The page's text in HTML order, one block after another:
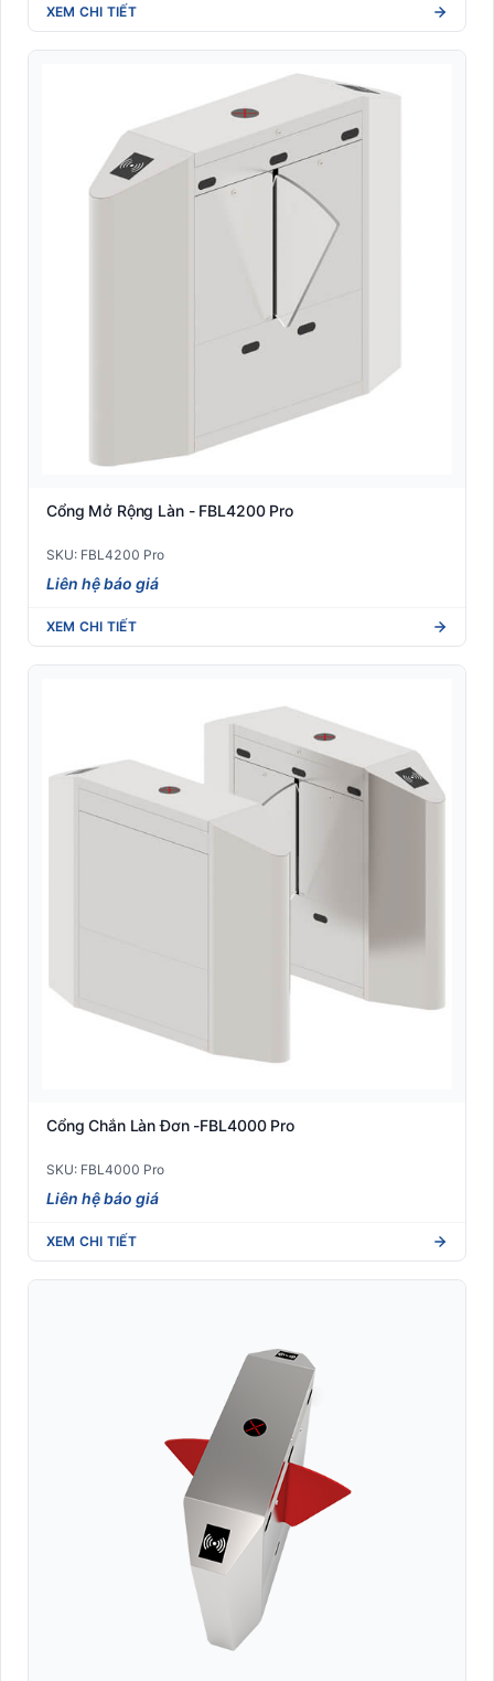
XEM CHI TIẾT
Cổng Mở Rộng Làn - FBL4200 Pro
SKU: FBL4200 Pro
Liên hệ báo giá
XEM CHI TIẾT
Cổng Chắn Làn Đơn -FBL4000 Pro
SKU: FBL4000 Pro
Liên hệ báo giá
XEM CHI TIẾT